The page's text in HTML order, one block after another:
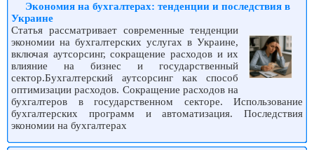
Экономия на бухгалтерах: тенденции и последствия в
Украине
Статья рассматривает современные тенденции
экономии на бухгалтерских услугах в Украине,
включая аутсорсинг, сокращение расходов и их
влияние на бизнес и государственный
сектор.Бухгалтерский аутсорсинг как способ
оптимизации расходов. Сокращение расходов на
бухгалтеров в государственном секторе. Использование
бухгалтерских программ и автоматизация. Последствия
экономии на бухгалтерах